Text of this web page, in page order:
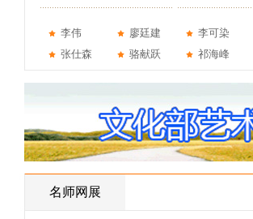
李伟 廖廷建 李可染
张仕森
骆献跃 祁海峰
名师网展